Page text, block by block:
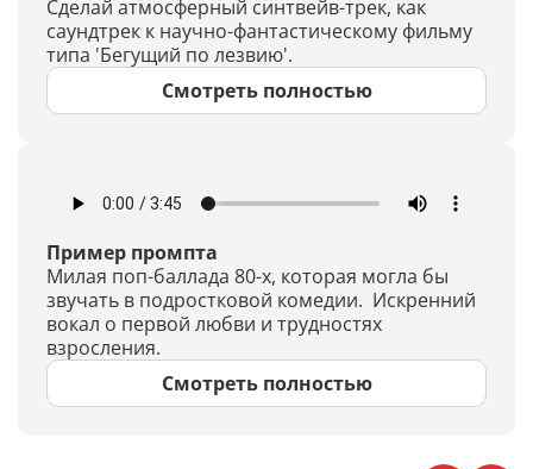
Сделай атмосферный синтвейв-трек, как
саундтрек к научно-фантастическому фильму
типа 'Бегущий по лезвию'.
Смотреть полностью
Пример промпта
Милая поп-баллада 80-х, которая могла бы
звучать в подростковой комедии. Искренний
вокал о первой любви и трудностях
взросления.
Смотреть полностью